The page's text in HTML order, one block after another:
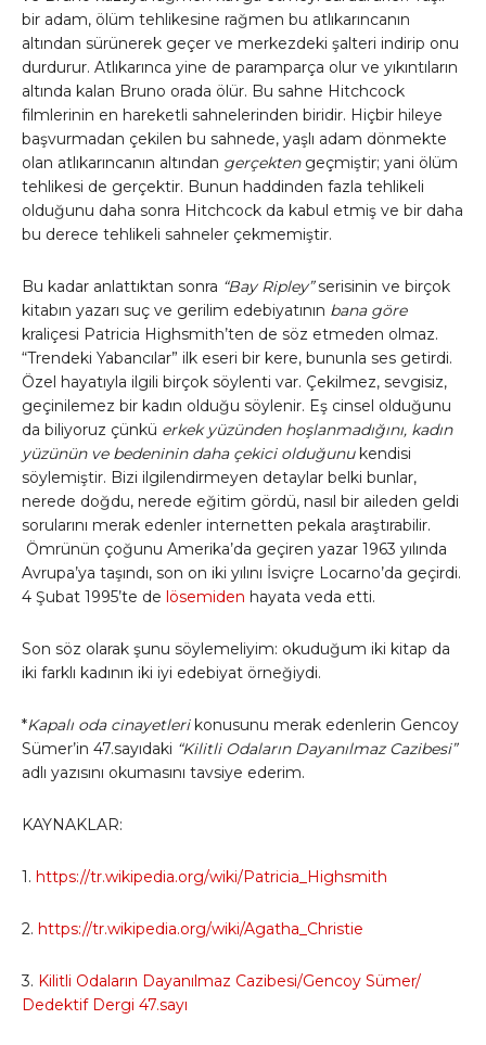
bir adam, ölüm tehlikesine rağmen bu atlıkarıncanın
altından sürünerek geçer ve merkezdeki şalteri indirip onu
durdurur. Atlıkarınca yine de paramparça olur ve yıkıntıların
altında kalan Bruno orada ölür. Bu sahne Hitchcock
filmlerinin en hareketli sahnelerinden biridir. Hiçbir hileye
başvurmadan çekilen bu sahnede, yaşlı adam dönmekte
olan atlıkarıncanın altından gerçektengeçmiştir; yani ölüm
tehlikesi de gerçektir. Bunun haddinden fazla tehlikeli
olduğunu daha sonra Hitchcock da kabul etmiş ve bir daha
bu derece tehlikeli sahneler çekmemiştir.
Bu kadar anlattıktan sonra “Bay Ripley”serisinin ve birçok
kitabın yazarı suç ve gerilim edebiyatının bana göre
kraliçesi Patricia Highsmith’ten de söz etmeden olmaz.
“Trendeki Yabancılar” ilk eseri bir kere, bununla ses getirdi.
Özel hayatıyla ilgili birçok söylenti var. Çekilmez, sevgisiz,
geçinilemez bir kadın olduğu söylenir. Eş cinsel olduğunu
da biliyoruz çünkü erkek yüzünden hoşlanmadığını, kadın
yüzünün ve bedeninin daha çekici olduğunukendisi
söylemiştir. Bizi ilgilendirmeyen detaylar belki bunlar,
nerede doğdu, nerede eğitim gördü, nasıl bir aileden geldi
sorularını merak edenler internetten pekala araştırabilir.
Ömrünün çoğunu Amerika’da geçiren yazar 1963 yılında
Avrupa’ya taşındı, son on iki yılını İsviçre Locarno’da geçirdi.
4 Şubat 1995’te de lösemiden hayata veda etti.
Son söz olarak şunu söylemeliyim: okuduğum iki kitap da
iki farklı kadının iki iyi edebiyat örneğiydi.
*Kapalı oda cinayetleri konusunu merak edenlerin Gencoy
Sümer’in 47.sayıdaki “Kilitli Odaların Dayanılmaz Cazibesi”
adlı yazısını okumasını tavsiye ederim.
KAYNAKLAR:
1. https://tr.wikipedia.org/wiki/Patricia_Highsmith
2. https://tr.wikipedia.org/wiki/Agatha_Christie
3. Kilitli Odaların Dayanılmaz Cazibesi/Gencoy Sümer/
Dedektif Dergi 47.sayı